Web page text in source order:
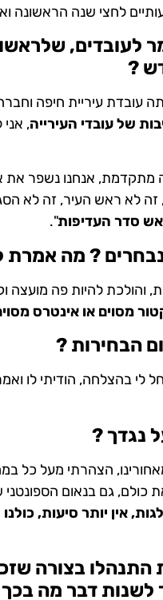
לחצי שנה הראשונה
לעובדים,
?
עובדת עיריית חיפה
של עובדי העירייה, אני
מתקדמת, אנחנו נשפר
לא ראש העיר, זה לא
סדר העדיפות".
? מה אמרת
להיות פה מועצה
מסוים או אינטרס
הבחירות ?
לי בהצלחה, הודיתי לו
נגדך ?
הצהרתי מעל כל
כולם, גם בנאום
אין יותר סיעות,
התנהלו בצורה
לשנות דבר מה